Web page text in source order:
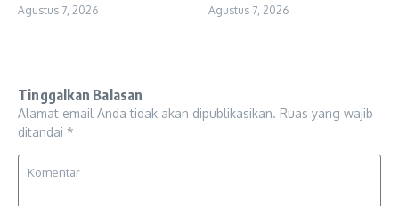
Agustus 7, 2026 Agustus 7, 2026
Tinggalkan Balasan
Alamat email Anda tidak akan dipublikasikan. Ruas yang wajib
ditandai *